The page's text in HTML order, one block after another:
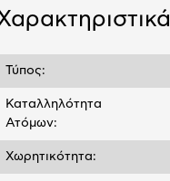
Τύπος:
Καταλληλότητα
Ατόμων:
Χωρητικότητα: